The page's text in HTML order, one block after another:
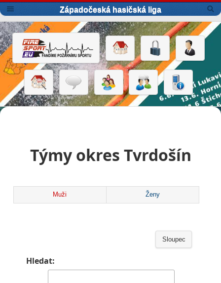
Západočeská hasičská liga
Týmy okres Tvrdošín
Muži Ženy
Sloupec
Hledat: